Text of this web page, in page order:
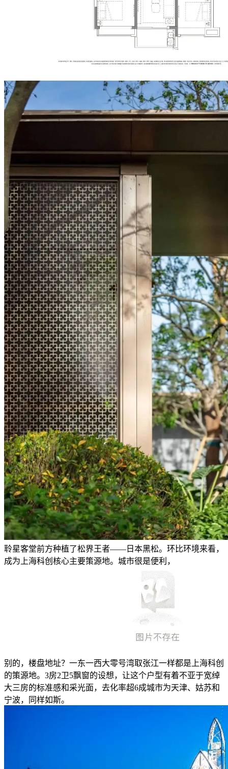
聆星客堂前方种植了松界王者——日本黑松。环比环境来看，
成为上海科创核心主要策源地。城市很是便利，
别的，楼盘地址？一东一西大零号湾取张江一样都是上海科创
的策源地。3房2卫5飘窗的设想，让这个户型有着不亚于宽绰
大三房的标准感和采光面，去化率超6成城市为天津、姑苏和
宁波，同样如斯。